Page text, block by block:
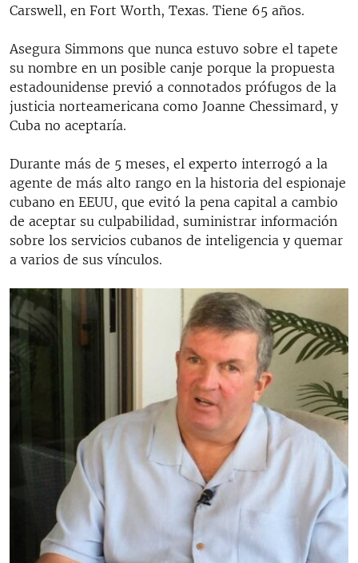
Carswell, en Fort Worth, Texas. Tiene 65 años.
Asegura Simmons que nunca estuvo sobre el tapete
su nombre en un posible canje porque la propuesta
estadounidense previó a connotados prófugos de la
justicia norteamericana como Joanne Chessimard, y
Cuba no aceptaría.
Durante más de 5 meses, el experto interrogó a la
agente de más alto rango en la historia del espionaje
cubano en EEUU, que evitó la pena capital a cambio
de aceptar su culpabilidad, suministrar información
sobre los servicios cubanos de inteligencia y quemar
a varios de sus vínculos.